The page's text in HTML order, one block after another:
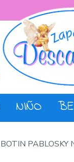
NIÑO
BOTIN PABLOSKY